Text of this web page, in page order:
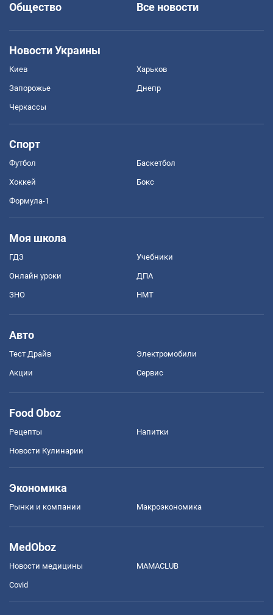
Общество
Все новости
Новости Украины
Киев Харьков
Запорожье Днепр
Черкассы
Спорт
Футбол Баскетбол
Хоккей Бокс
Формула-1
Моя школа
ГДЗ Учебники
Онлайн уроки ДПА
ЗНО НМТ
Авто
Тест Драйв Электромобили
Акции Сервис
Food Oboz
Рецепты Напитки
Новости Кулинарии
Экономика
Рынки и компании Mакроэкономика
MedOboz
Новости медицины MAMACLUB
Covid